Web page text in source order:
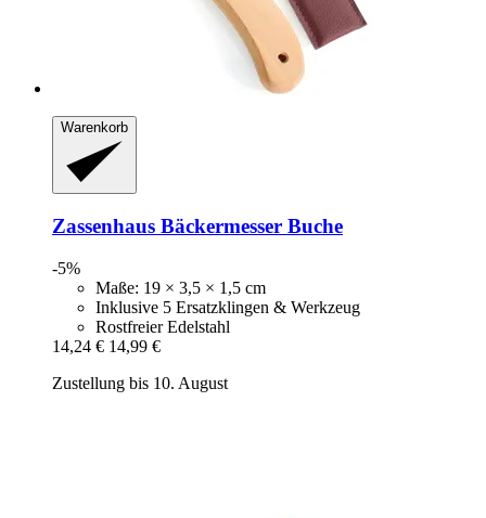
Warenkorb
Zassenhaus Bäckermesser Buche
-5%
Maße: 19 × 3,5 × 1,5 cm
Inklusive 5 Ersatzklingen & Werkzeug
Rostfreier Edelstahl
14,24 € 14,99 €
Zustellung bis 10. August